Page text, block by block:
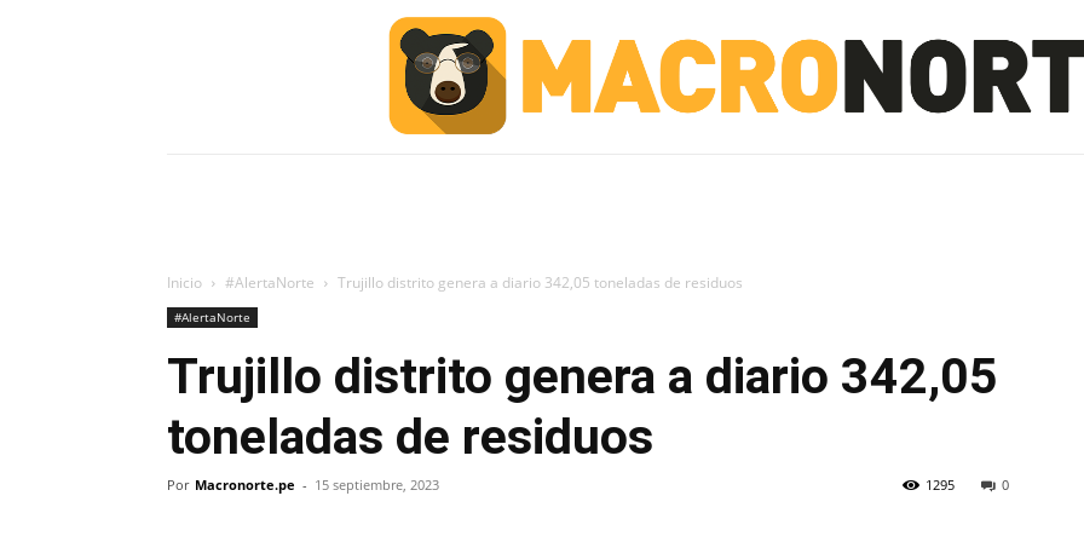
Inicio #AlertaNorte Trujillo distrito genera a diario 342,05 toneladas de residuos
#AlertaNorte
Trujillo distrito genera a diario 342,05
toneladas de residuos
Por Macronorte.pe - 15 septiembre, 2023 0
1295